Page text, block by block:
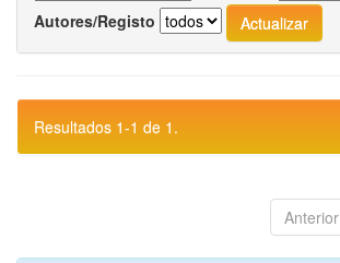
Autores/Registo
Resultados 1-1 de 1.
Anterior